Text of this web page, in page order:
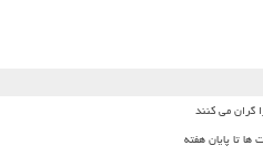
گران می کنند
تا پایان هفته